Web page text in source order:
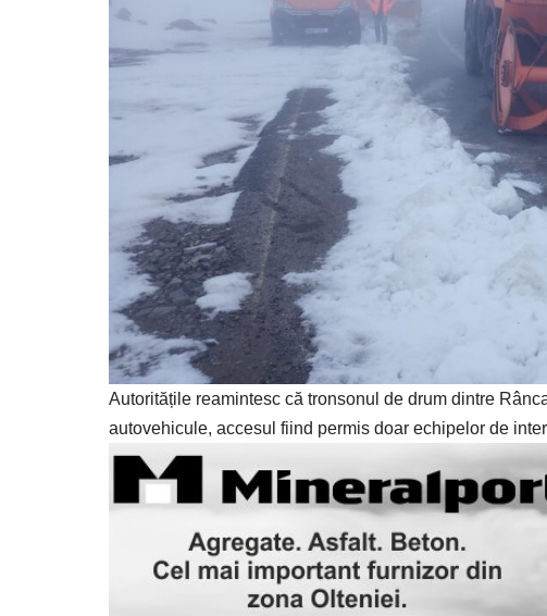
Autoritățile reamintesc că tronsonul de drum dintre
autovehicule, accesul fiind permis doar echipelor de